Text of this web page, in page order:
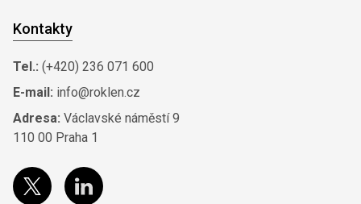
Kontakty
Tel.: (+420) 236 071 600
E-mail: info@roklen.cz
Adresa: Václavské náměstí 9
110 00 Praha 1